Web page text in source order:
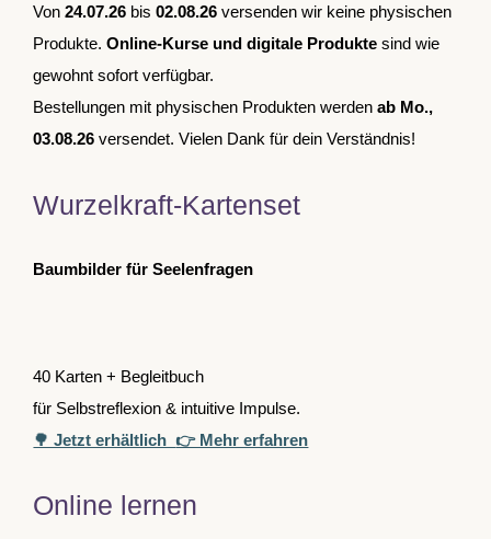
Von24.07.26 bis02.08.26 versenden wir keine physischen
Produkte.Online-Kurse und digitale Produkte sind wie
gewohnt sofort verfügbar.
Bestellungen mit physischen Produkten werdenab Mo.,
03.08.26 versendet. Vielen Dank für dein Verständnis!
Wurzelkraft-Kartenset
Baumbilder für Seelenfragen
40 Karten + Begleitbuch
für Selbstreflexion & intuitive Impulse.
🌳 Jetzt erhältlich👉 Mehr erfahren
Online lernen